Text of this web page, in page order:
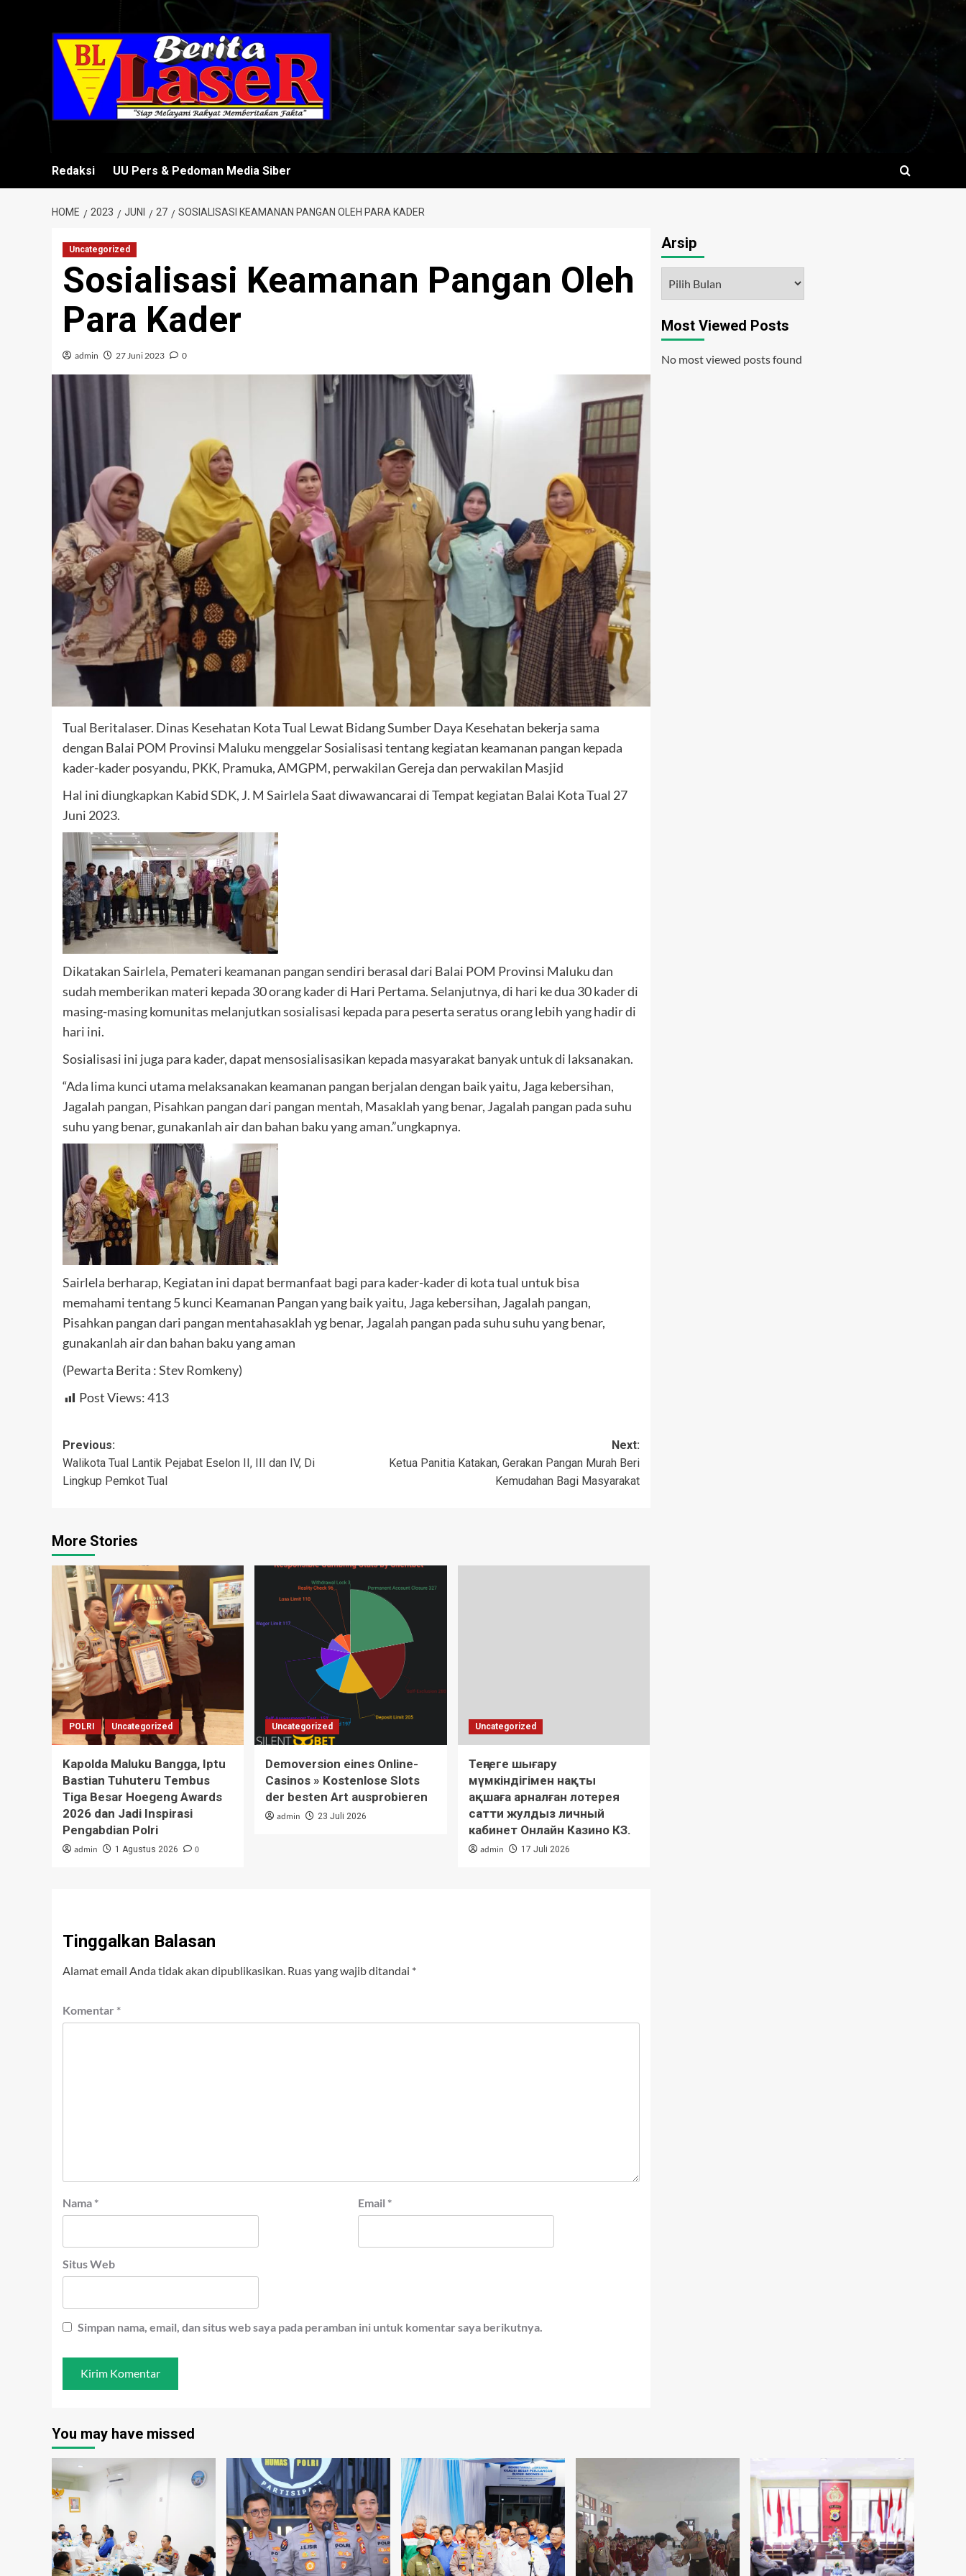
Redaksi UU Pers & Pedoman Media Siber
HOME 2023 JUNI 27 SOSIALISASI KEAMANAN PANGAN OLEH PARA KADER
Uncategorized
Sosialisasi Keamanan Pangan Oleh
Para Kader
admin 27 Juni 2023 0
Tual Beritalaser. Dinas Kesehatan Kota Tual Lewat Bidang Sumber Daya Kesehatan bekerja sama
dengan Balai POM Provinsi Maluku menggelar Sosialisasi tentang kegiatan keamanan pangan kepada
kader-kader posyandu, PKK, Pramuka, AMGPM, perwakilan Gereja dan perwakilan Masjid
Hal ini diungkapkan Kabid SDK, J. M Sairlela Saat diwawancarai di Tempat kegiatan Balai Kota Tual 27
Juni 2023.
Dikatakan Sairlela, Pemateri keamanan pangan sendiri berasal dari Balai POM Provinsi Maluku dan
sudah memberikan materi kepada 30 orang kader di Hari Pertama. Selanjutnya, di hari ke dua 30 kader di
masing-masing komunitas melanjutkan sosialisasi kepada para peserta seratus orang lebih yang hadir di
hari ini.
Sosialisasi ini juga para kader, dapat mensosialisasikan kepada masyarakat banyak untuk di laksanakan.
“Ada lima kunci utama melaksanakan keamanan pangan berjalan dengan baik yaitu, Jaga kebersihan,
Jagalah pangan, Pisahkan pangan dari pangan mentah, Masaklah yang benar, Jagalah pangan pada suhu
suhu yang benar, gunakanlah air dan bahan baku yang aman.”ungkapnya.
Sairlela berharap, Kegiatan ini dapat bermanfaat bagi para kader-kader di kota tual untuk bisa
memahami tentang 5 kunci Keamanan Pangan yang baik yaitu, Jaga kebersihan, Jagalah pangan,
Pisahkan pangan dari pangan mentahasaklah yg benar, Jagalah pangan pada suhu suhu yang benar,
gunakanlah air dan bahan baku yang aman
(Pewarta Berita : Stev Romkeny)
Post Views:413
Post
navigation
Previous:
Walikota Tual Lantik Pejabat Eselon II, III dan IV, Di
Lingkup Pemkot Tual
Next:
Ketua Panitia Katakan, Gerakan Pangan Murah Beri
Kemudahan Bagi Masyarakat
More Stories
POLRI Uncategorized
Kapolda Maluku Bangga, Iptu
Bastian Tuhuteru Tembus
Tiga Besar Hoegeng Awards
2026 dan Jadi Inspirasi
Pengabdian Polri
admin 1 Agustus 2026 0
Uncategorized
Demoversion eines Online-
Casinos » Kostenlose Slots
der besten Art ausprobieren
admin 23 Juli 2026
Uncategorized
Теңгеге шығару
мүмкіндігімен нақты
ақшаға арналған лотерея
сатти жулдыз личный
кабинет Онлайн Казино КЗ.
admin 17 Juli 2026
Tinggalkan Balasan
Alamat email Anda tidak akan dipublikasikan. Ruas yang wajib ditandai *
Komentar *
Nama * Email *
Situs Web
Simpan nama, email, dan situs web saya pada peramban ini untuk komentar saya berikutnya.
Arsip
Most Viewed Posts
No most viewed posts found
You may have missed